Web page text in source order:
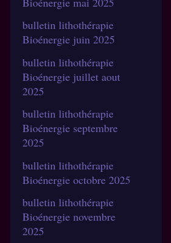
bulletin lithothérapie
Bioénergie juin 2025
bulletin lithothérapie
Bioénergie juillet aout
2025
bulletin lithothérapie
Bioénergie septembre
2025
bulletin lithothérapie
Bioénergie octobre 2025
bulletin lithothérapie
Bioénergie novembre
2025